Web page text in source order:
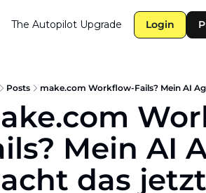
The Autopilot Upgrade Login
Posts make.com Workflow-Fails? Mein AI
Mein AI
das jetzt